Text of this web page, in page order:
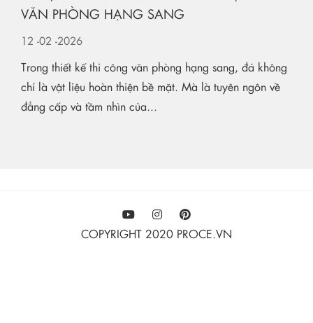
VĂN PHÒNG HẠNG SANG
12 -02 -2026
Trong thiết kế thi công văn phòng hạng sang, đá không
chỉ là vật liệu hoàn thiện bề mặt. Mà là tuyên ngôn về
đẳng cấp và tầm nhìn của...
COPYRIGHT 2020 PROCE.VN